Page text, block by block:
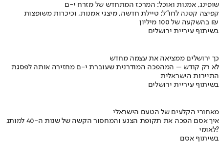
שופינג, אמנות ואוכל: המרכז המתחדש של מזרח י-ם
קפיצה קטנה לחו"ל: טיילת חדשה, מיצגי אמנות, וכיכרות משופצות
בהשקעה של 100 מיליון ₪
בשיתוף עיריית ירושלים
כך ירושלים ממציאה את עצמה מחדש
לא רק קודש – המהפכה המודרנית שעוברת י-ם מחזירה אותה לפסגת
התיירות הישראלית
בשיתוף עיריית ירושלים
מאחורי הקלעים של הטעם הישראלי
איך אסם הפכה את תקופת הצנע והמחסור הקשה של שנות ה-40 למותג
לאומי?
בשיתוף אסם